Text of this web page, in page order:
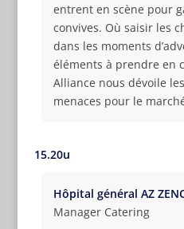
entrent en scène pour
convives. Où saisir les
dans les moments
éléments à prendre en
Alliance nous dévoile
menaces pour le
15.20u
Hôpital général AZ
Manager Catering